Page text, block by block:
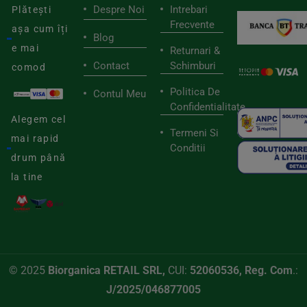
Plătești
așa cum îți
e mai
comod
Alegem cel
mai rapid
drum până
la tine
Despre Noi
Blog
Contact
Contul Meu
Intrebari
Frecvente
Returnari &
Schimburi
Politica De
Confidentialitate
Termeni Si
Conditii
© 2025 Biorganica RETAIL SRL, CUI: 52060536, Reg. Com.:
J/2025/046877005